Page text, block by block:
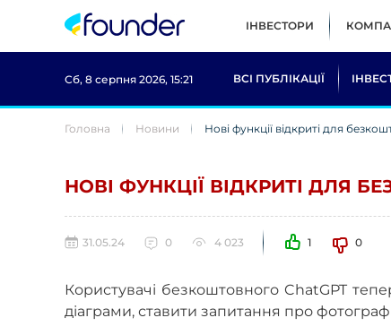
ІНВЕСТОРИ
Сб, 8 серпня 2026, 15:21 ВСІ ПУБЛІКАЦІЇ
Головна Новини Нові функції відкриті для
НОВІ ФУНКЦІЇ ВІДКРИТІ ДЛЯ
31.05.24 0 4 023 1 0
Користувачі безкоштовного ChatGPT
діаграми, ставити запитання про